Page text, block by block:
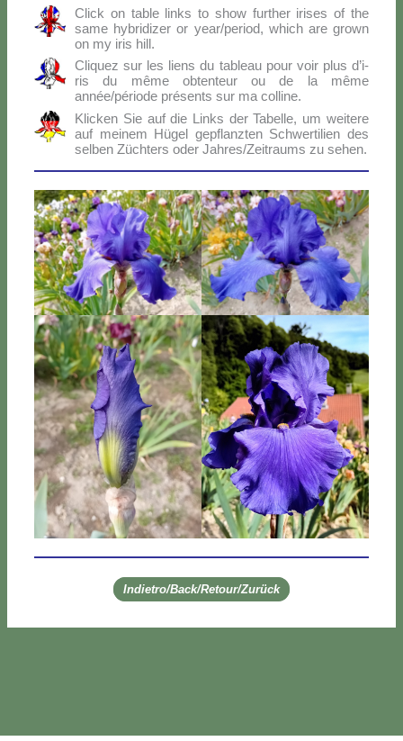
Click on ta­ble links to show fur­ther iri­ses of the
sa­me hy­bri­di­zer or year/period, which are gro­wn
on my iris hill.
Cli­quez sur les liens du ta­bleau pour voir plus d’i­
ris du mê­me ob­ten­teur ou de la mê­me
année/période pré­sen­ts sur ma col­li­ne.
Klic­ken Sie auf die Links der Ta­bel­le, um wei­te­re
auf mei­nem Hü­gel ge­p­flanz­ten Sch­wer­ti­lien des
sel­ben Zü­ch­ters oder Jahres/Zeitraums zu se­hen.
Indietro/Back/Retour/Zurück